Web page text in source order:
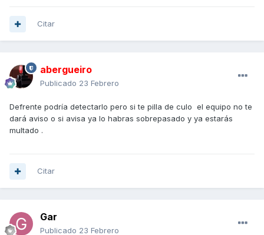
Citar
abergueiro
Publicado 23 Febrero
Defrente podría detectarlo pero si te pilla de culo el equipo no te
dará aviso o si avisa ya lo habras sobrepasado y ya estarás
multado .
Citar
Gar
Publicado 23 Febrero